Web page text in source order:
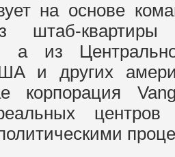
на основе
а из
и других
корпорация